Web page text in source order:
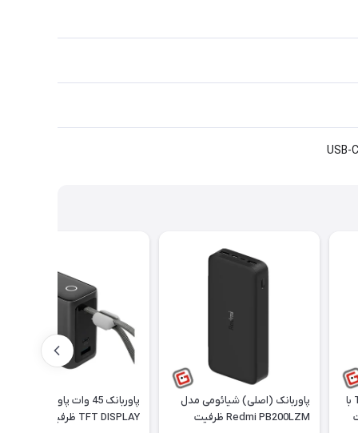
پاور بانک تسکو مدل TP 1013 با
پاوربانک (اصلی) شیائومی مدل
Redmi PB200LZM ظرفیت
پاوربانک 45 وات پاورولوژی مدل